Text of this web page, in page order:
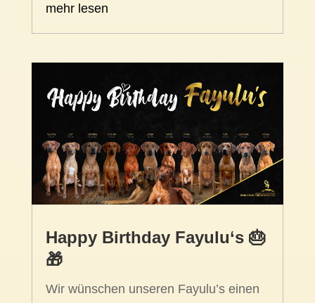
mehr lesen
Happy Birthday Fayulu‘s 🎂
🎁
Wir wünschen unseren Fayulu’s einen